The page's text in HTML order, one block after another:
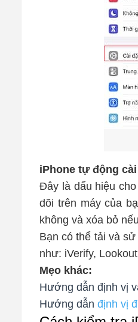
iPhone tự động
Đây là dấu hiệu
dõi trên máy của
không và xóa bỏ
Bạn có thể tải và
như: iVerify,
Mẹo khác:
Hướng dẫn định vị
Hướng dẫnđịnh vị